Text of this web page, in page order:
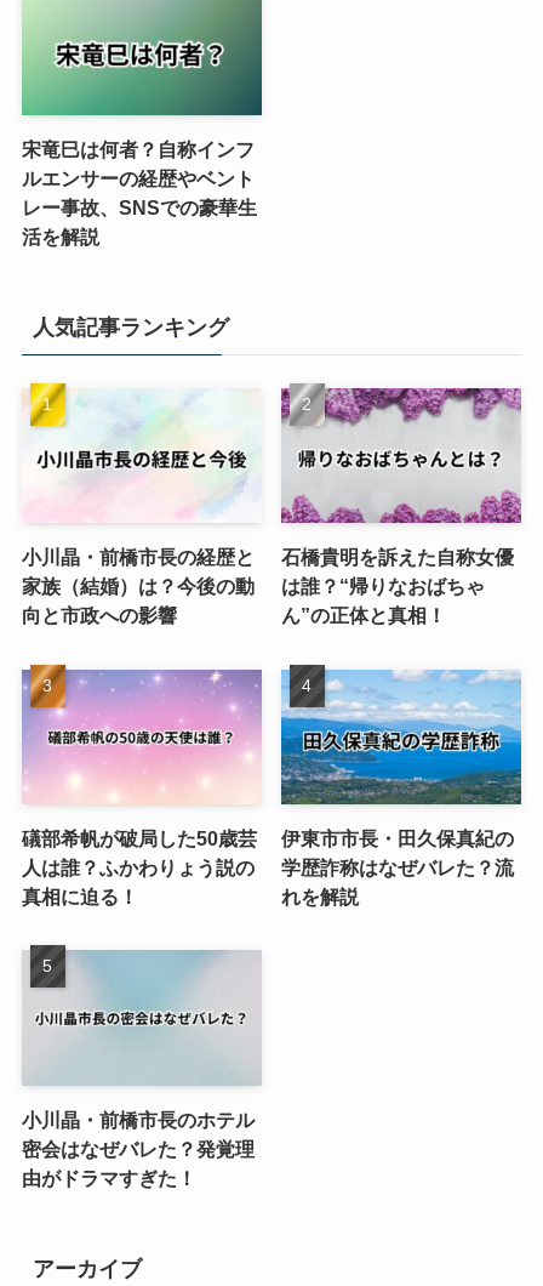
宋竜巳は何者？自称インフ
ルエンサーの経歴やベント
レー事故、SNSでの豪華生
活を解説
人気記事ランキング
小川晶・前橋市長の経歴と
家族（結婚）は？今後の動
向と市政への影響
石橋貴明を訴えた自称女優
は誰？“帰りなおばちゃ
ん”の正体と真相！
礒部希帆が破局した50歳芸
人は誰？ふかわりょう説の
真相に迫る！
伊東市市長・田久保真紀の
学歴詐称はなぜバレた？流
れを解説
小川晶・前橋市長のホテル
密会はなぜバレた？発覚理
由がドラマすぎた！
アーカイブ